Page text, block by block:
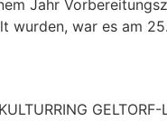
Jahr
wurden, war es am